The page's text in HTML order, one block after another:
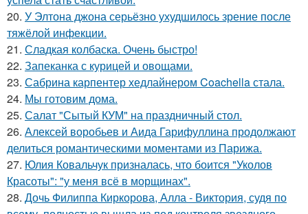
20. У Элтона джона серьёзно ухудшилось зрение после
тяжёлой инфекции.
21. Сладкая колбаска. Очень быстро!
22. Запеканка с курицей и овощами.
23. Сабрина карпентер хедлайнером Coachella стала.
24. Мы готовим дома.
25. Салат "Сытый КУМ" на праздничный стол.
26. Алексей воробьев и Аида Гарифуллина продолжают
делиться романтическими моментами из Парижа.
27. Юлия Ковальчук призналась, что боится "Уколов
Красоты": "у меня всё в морщинах".
28. Дочь Филиппа Киркорова, Алла - Виктория, судя по